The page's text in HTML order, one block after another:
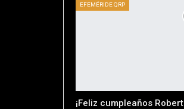
EFEMÉRIDE QRP
¡Feliz cumpleaños Robert